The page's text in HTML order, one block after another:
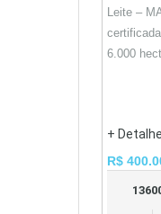
Leite –
6.000
+
R$